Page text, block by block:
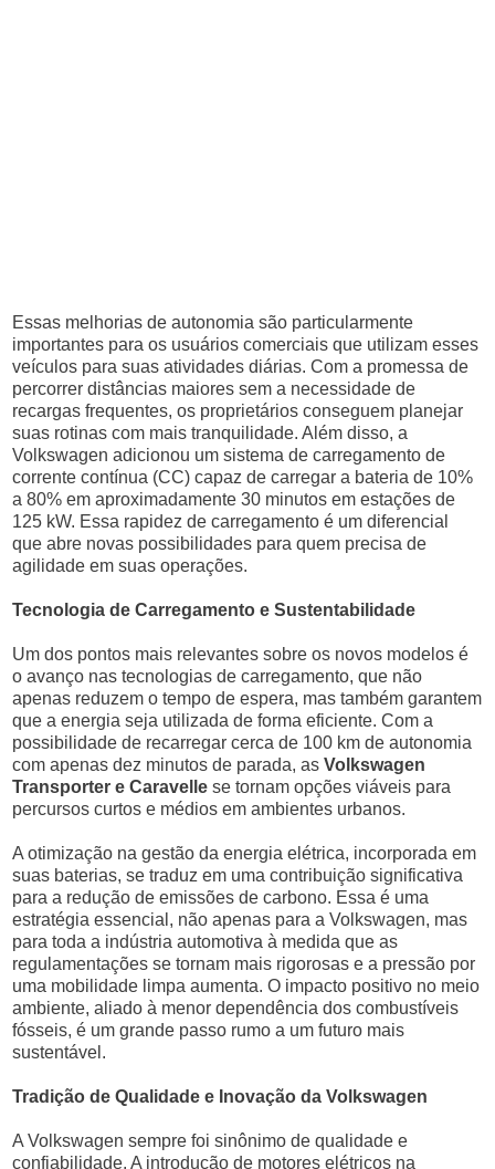
Essas melhorias de autonomia são particularmente
importantes para os usuários comerciais que utilizam esses
veículos para suas atividades diárias. Com a promessa de
percorrer distâncias maiores sem a necessidade de
recargas frequentes, os proprietários conseguem planejar
suas rotinas com mais tranquilidade. Além disso, a
Volkswagen adicionou um sistema de carregamento de
corrente contínua (CC) capaz de carregar a bateria de 10%
a 80% em aproximadamente 30 minutos em estações de
125 kW. Essa rapidez de carregamento é um diferencial
que abre novas possibilidades para quem precisa de
agilidade em suas operações.
Tecnologia de Carregamento e Sustentabilidade
Um dos pontos mais relevantes sobre os novos modelos é
o avanço nas tecnologias de carregamento, que não
apenas reduzem o tempo de espera, mas também garantem
que a energia seja utilizada de forma eficiente. Com a
possibilidade de recarregar cerca de 100 km de autonomia
com apenas dez minutos de parada, asVolkswagen
Transporter e Caravelle se tornam opções viáveis para
percursos curtos e médios em ambientes urbanos.
A otimização na gestão da energia elétrica, incorporada em
suas baterias, se traduz em uma contribuição significativa
para a redução de emissões de carbono. Essa é uma
estratégia essencial, não apenas para a Volkswagen, mas
para toda a indústria automotiva à medida que as
regulamentações se tornam mais rigorosas e a pressão por
uma mobilidade limpa aumenta. O impacto positivo no meio
ambiente, aliado à menor dependência dos combustíveis
fósseis, é um grande passo rumo a um futuro mais
sustentável.
Tradição de Qualidade e Inovação da Volkswagen
A Volkswagen sempre foi sinônimo de qualidade e
confiabilidade. A introdução de motores elétricos na